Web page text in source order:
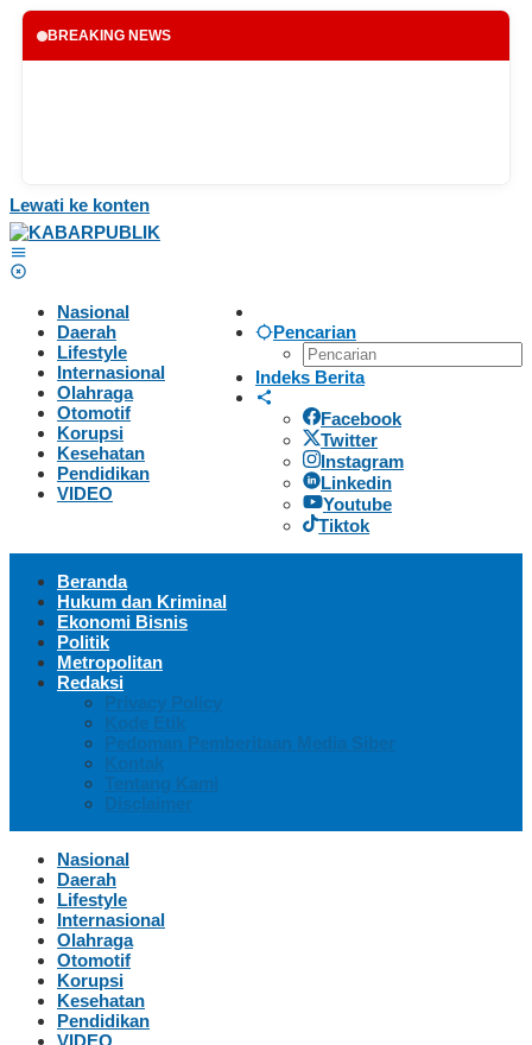
BREAKING NEWS
Lewati ke konten
Pencarian
Indeks Berita
Facebook
Twitter
Instagram
Linkedin
Youtube
Tiktok
Nasional
Daerah
Lifestyle
Internasional
Olahraga
Otomotif
Korupsi
Kesehatan
Pendidikan
VIDEO
Beranda
Hukum dan Kriminal
Ekonomi Bisnis
Politik
Metropolitan
Redaksi
Privacy Policy
Kode Etik
Pedoman Pemberitaan Media Siber
Kontak
Tentang Kami
Disclaimer
Nasional
Daerah
Lifestyle
Internasional
Olahraga
Otomotif
Korupsi
Kesehatan
Pendidikan
VIDEO